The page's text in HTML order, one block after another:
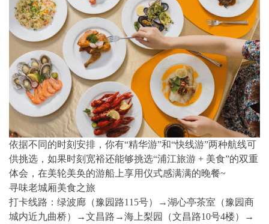
依据不同的时刻安排，你有“精华游”和“快线游”两种航线可
供挑选，如果时刻宽裕还能够挑选“浦江旅游 + 美食”的双重
体会，在美轮美奂的游船上享用仪式感满满的晚餐~
寻味老城厢美食之旅
打卡线路：绿波廊（豫园路115号）→湖心亭茶室（豫园商
城内近九曲桥）→文昌路→海上梨园（文昌路10号4楼）→